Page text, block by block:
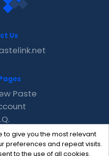
to give you the most relevant
preferences and repeat visits.
to the use of all cookies.
Us
Paste